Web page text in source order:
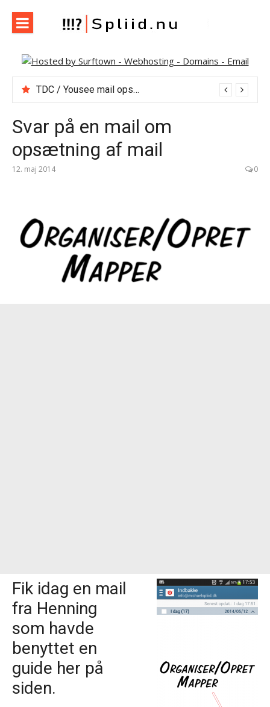
indhold
Spliid.nu
Web, Hverdag, Whatever :-) MIN blog om it, internet og
andet der falder mig ind…
TDC / Yousee mail opsætning, pop3, smtp m.m.
Svar på en mail om
opsætning af mail
12. maj 2014 0
Fik idag en mail
fra Henning
som havde
benyttet en
guide her på
siden.